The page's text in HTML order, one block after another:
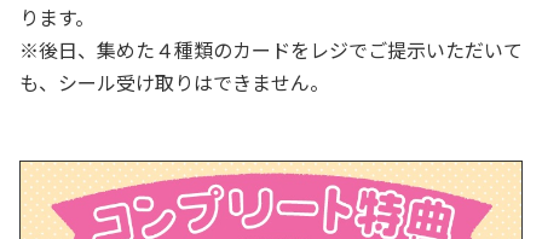
ります。
※後日、集めた４種類のカードをレジでご提示いただいて
も、シール受け取りはできません。